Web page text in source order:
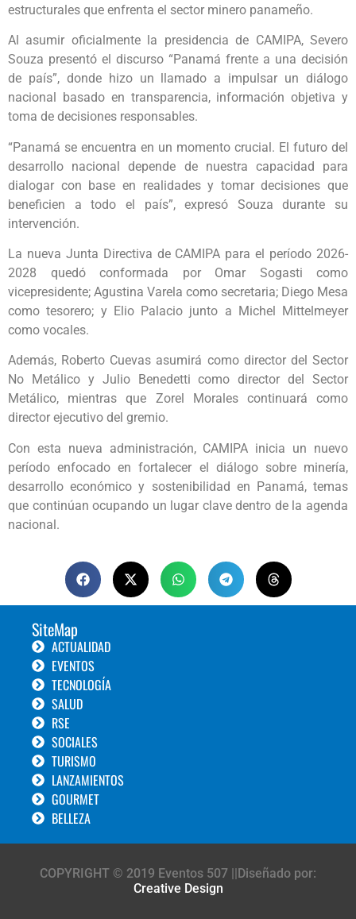
estructurales que enfrenta el sector minero panameño.
Al asumir oficialmente la presidencia de CAMIPA, Severo
Souza presentó el discurso “Panamá frente a una decisión
de país”, donde hizo un llamado a impulsar un diálogo
nacional basado en transparencia, información objetiva y
toma de decisiones responsables.
“Panamá se encuentra en un momento crucial. El futuro del
desarrollo nacional depende de nuestra capacidad para
dialogar con base en realidades y tomar decisiones que
beneficien a todo el país”, expresó Souza durante su
intervención.
La nueva Junta Directiva de CAMIPA para el período 2026-
2028 quedó conformada por Omar Sogasti como
vicepresidente; Agustina Varela como secretaria; Diego Mesa
como tesorero; y Elio Palacio junto a Michel Mittelmeyer
como vocales.
Además, Roberto Cuevas asumirá como director del Sector
No Metálico y Julio Benedetti como director del Sector
Metálico, mientras que Zorel Morales continuará como
director ejecutivo del gremio.
Con esta nueva administración, CAMIPA inicia un nuevo
período enfocado en fortalecer el diálogo sobre minería,
desarrollo económico y sostenibilidad en Panamá, temas
que continúan ocupando un lugar clave dentro de la agenda
nacional.
SiteMap
ACTUALIDAD
EVENTOS
TECNOLOGÍA
SALUD
RSE
SOCIALES
TURISMO
LANZAMIENTOS
GOURMET
BELLEZA
COPYRIGHT © 2019 Eventos 507 ||Diseñado por:
Creative Design